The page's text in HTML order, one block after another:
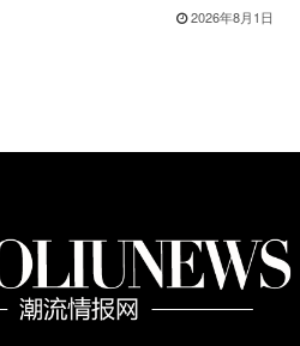
2026年8月1日